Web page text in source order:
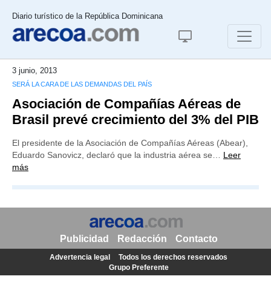
Diario turístico de la República Dominicana
3 junio, 2013
SERÁ LA CARA DE LAS DEMANDAS DEL PAÍS
Asociación de Compañías Aéreas de
Brasil prevé crecimiento del 3% del PIB
El presidente de la Asociación de Compañías Aéreas (Abear),
Eduardo Sanovicz, declaró que la industria aérea se… Leer
más
Publicidad Redacción Contacto
Advertencia legal
Todos los derechos reservados
Grupo Preferente